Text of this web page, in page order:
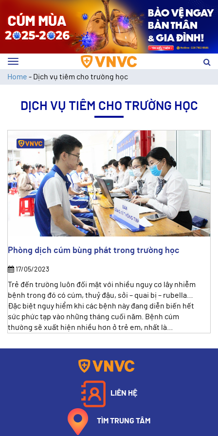
navigation
Home - Dịch vụ tiêm cho trường học
DỊCH VỤ TIÊM CHO TRƯỜNG HỌC
Phòng dịch cúm bùng phát trong trường học
17/05/2023
Trẻ đến trường luôn đối mặt với nhiều nguy cơ lây nhiễm
bệnh trong đó có cúm, thuỷ đậu, sởi – quai bị – rubella…
Đặc biệt nguy hiểm khi các bệnh này đang diễn biến hết
sức phức tạp vào những tháng cuối năm. Bệnh cúm
thường sẽ xuất hiện nhiều hơn ở trẻ em, nhất là...
LIÊN HỆ
TÌM TRUNG TÂM